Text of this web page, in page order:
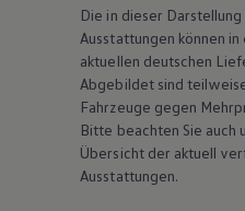
Die in dieser
Ausstattungen können
aktuellen deutschen
Abgebildet sind
Fahrzeuge gegen
Bitte beachten Sie auch
Übersicht der aktuell
Ausstattungen.